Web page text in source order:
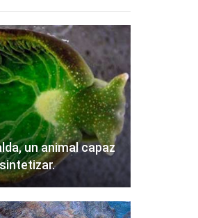
un animal capaz